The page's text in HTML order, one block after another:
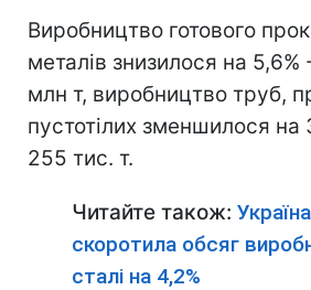
Виробництво готового
металів знизилося на
млн т, виробництво труб,
пустотілих зменшилося на
255 тис. т.
Читайте також:
скоротила обсяг
сталі на 4,2%